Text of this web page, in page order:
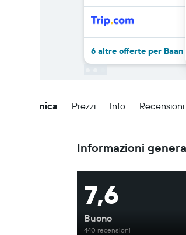
6 altre offerte per Baan
Panoramica Prezzi Info Recensioni
Informazioni
7,6
Buono
440 recensioni